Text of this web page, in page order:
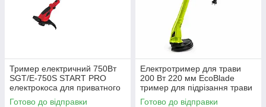
Тример електричний 750Вт
SGT/E-750S START PRO
електрокоса для приватного
будинку
Готово до відправки
Електротример для трави
200 Вт 220 мм EcoBlade
тример для підрізання трави
мережевий тример для трави
Готово до відправки